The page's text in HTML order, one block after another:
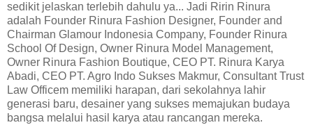
sedikit jelaskan terlebih dahulu ya... Jadi Ririn Rinura
adalah Founder Rinura Fashion Designer, Founder and
Chairman Glamour Indonesia Company, Founder Rinura
School Of Design, Owner Rinura Model Management,
Owner Rinura Fashion Boutique, CEO PT. Rinura Karya
Abadi, CEO PT. Agro Indo Sukses Makmur, Consultant Trust
Law Officem memiliki harapan, dari sekolahnya lahir
generasi baru, desainer yang sukses memajukan budaya
bangsa melalui hasil karya atau rancangan mereka.